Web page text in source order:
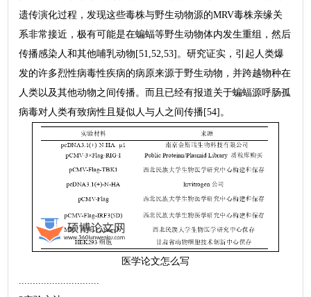
遗传演化过程，发现这些毒株与野生动物源的MRV毒株亲缘关
系非常接近，极有可能是在蝙蝠等野生动物体内发生重组，然后
传播感染人和其他哺乳动物[51,52,53]。研究证实，引起人类爆
发的许多烈性病毒性疾病的病原来源于野生动物，并跨越物种在
人类以及其他动物之间传播。而且已经有报道关于蝙蝠源呼肠孤
病毒对人类有致病性且疑似人与人之间传播[54]。
医学论文怎么写